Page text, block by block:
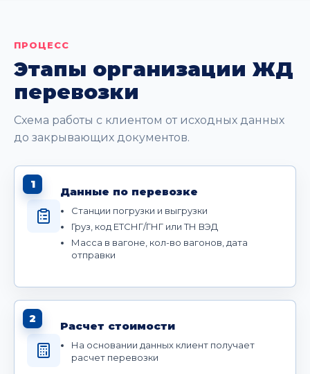
ПРОЦЕСС
Этапы организации ЖД
перевозки
Схема работы с клиентом от исходных данных
до закрывающих документов.
1
Данные по перевозке
Станции погрузки и выгрузки
Груз, код ЕТСНГ/ГНГ или ТН ВЭД
Масса в вагоне, кол-во вагонов, дата
отправки
2
Расчет стоимости
На основании данных клиент получает
расчет перевозки